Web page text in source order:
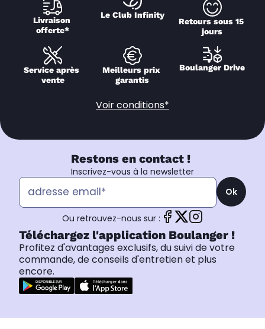
Livraison
offerte*
Le Club Infinity
Retours sous 15
jours
Service après
vente
Meilleurs prix
garantis
Boulanger Drive
Voir conditions*
Restons en contact !
Inscrivez-vous à la newsletter
Ok
Ou retrouvez-nous sur :
Téléchargez l'application Boulanger !
Profitez d'avantages exclusifs, du suivi de votre
commande, de conseils d'entretien et plus
encore.